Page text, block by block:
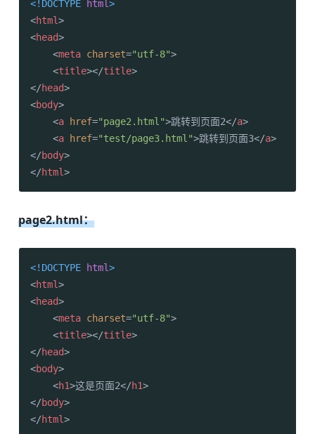
<!DOCTYPE html>
<html>
<head>
<meta charset="utf-8">
<title></title>
</head>
<body>
<a href="page2.html">跳转到页面2</a>
<a href="test/page3.html">跳转到页面3</a>
</body>
</html>
page2.html：
<!DOCTYPE html>
<html>
<head>
<meta charset="utf-8">
<title></title>
</head>
<body>
<h1>这是页面2</h1>
</body>
</html>